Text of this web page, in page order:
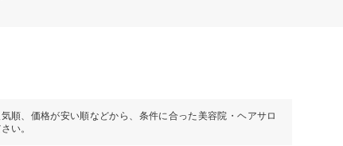
順、価格が安い順などから、条件に合った美容院・ヘアサロ
い。